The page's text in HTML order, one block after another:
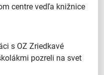
centre vedľa knižnice
s OZ Zriedkavé
pozreli na svet